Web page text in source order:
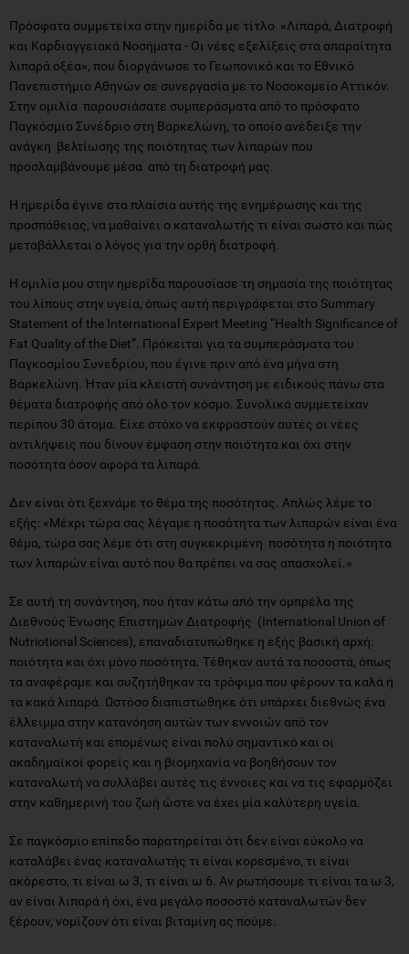
Πρόσφατα συμμετείχα στην ημερίδα με τίτλο «Λιπαρά, Διατροφή
και Καρδιαγγειακά Νοσήματα - Οι νέες εξελίξεις στα απαραίτητα
λιπαρά οξέα», που διοργάνωσε το Γεωπονικό και το Εθνικό
Πανεπιστήμιο Αθηνών σε συνεργασία με το Νοσοκομείο Αττικόν.
Στην ομιλία παρουσιάσατε συμπεράσματα από το πρόσφατο
Παγκόσμιο Συνέδριο στη Βαρκελώνη, το οποίο ανέδειξε την
ανάγκη βελτίωσης της ποιότητας των λιπαρών που
προσλαμβάνουμε μέσα από τη διατροφή μας.
Η ημερίδα έγινε στα πλαίσια αυτής της ενημέρωσης και της
προσπάθειας, να μαθαίνει ο καταναλωτής τι είναι σωστό και πώς
μεταβάλλεται ο λόγος για την ορθή διατροφή.
Η ομιλία μου στην ημερίδα παρουσίασε τη σημασία της ποιότητας
του λίπους στην υγεία, όπως αυτή περιγράφεται στο Summary
Statement of the International Expert Meeting “Health Significance of
Fat Quality of the Diet”. Πρόκειται για τα συμπεράσματα του
Παγκοσμίου Συνεδρίου, που έγινε πριν από ένα μήνα στη
Βαρκελώνη. Ήταν μία κλειστή συνάντηση με ειδικούς πάνω στα
θέματα διατροφής από όλο τον κόσμο. Συνολικά συμμετείχαν
περίπου 30 άτομα. Είχε στόχο να εκφραστούν αυτές οι νέες
αντιλήψεις που δίνουν έμφαση στην ποιότητα και όχι στην
ποσότητα όσον αφορά τα λιπαρά.
Δεν είναι ότι ξεχνάμε το θέμα της ποσότητας. Απλώς λέμε το
εξής: «Μέχρι τώρα σας λέγαμε η ποσότητα των λιπαρών είναι ένα
θέμα, τώρα σας λέμε ότι στη συγκεκριμένη ποσότητα η ποιότητα
των λιπαρών είναι αυτό που θα πρέπει να σας απασχολεί.»
Σε αυτή τη συνάντηση, που ήταν κάτω από την ομπρέλα της
Διεθνούς Ένωσης Επιστημών Διατροφής (Ιnternational Union of
Nutriotional Sciences), επαναδιατυπώθηκε η εξής βασική αρχή:
ποιότητα και όχι μόνο ποσότητα. Τέθηκαν αυτά τα ποσοστά, όπως
τα αναφέραμε και συζητήθηκαν τα τρόφιμα που φέρουν τα καλά ή
τα κακά λιπαρά. Ωστόσο διαπιστώθηκε ότι υπάρχει διεθνώς ένα
έλλειμμα στην κατανόηση αυτών των εννοιών από τον
καταναλωτή και επομένως είναι πολύ σημαντικό και οι
ακαδημαϊκοί φορείς και η βιομηχανία να βοηθήσουν τον
καταναλωτή να συλλάβει αυτές τις έννοιες και να τις εφαρμόζει
στην καθημερινή του ζωή ώστε να έχει μία καλύτερη υγεία.
Σε παγκόσμιο επίπεδο παρατηρείται ότι δεν είναι εύκολο να
καταλάβει ένας καταναλωτής τι είναι κορεσμένο, τι είναι
ακόρεστο, τι είναι ω 3, τι είναι ω 6. Αν ρωτήσουμε τι είναι τα ω 3,
αν είναι λιπαρά ή όχι, ένα μεγάλο ποσοστό καταναλωτών δεν
ξέρουν, νομίζουν ότι είναι βιταμίνη ας πούμε.